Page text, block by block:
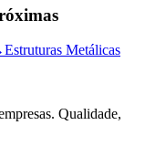
Estruturas Metálicas
Qualidade,